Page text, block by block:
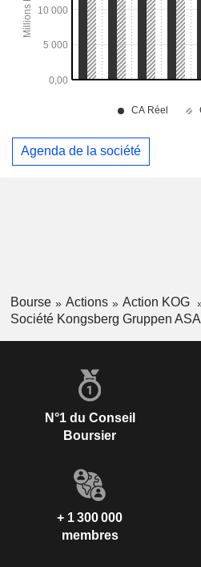
Agenda de la société
Bourse Actions
Action KOG
Société Kongsberg Gruppen ASA
N°1 du Conseil
Boursier
+ 1 300 000
membres